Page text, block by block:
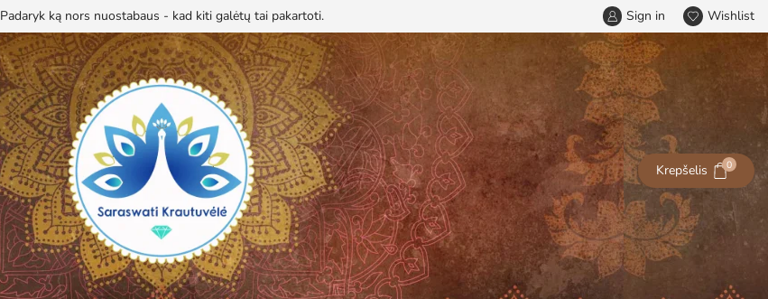
Padaryk ką nors nuostabaus - kad kiti galėtų tai pakartoti. Sign in Wishlist
Krepšelis 0